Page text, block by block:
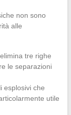
non sono
alle
tre righe
le separazioni
esplosivi che
utile